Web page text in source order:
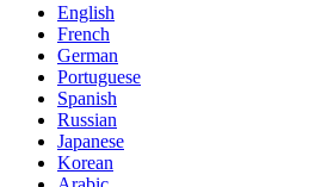
English
French
German
Portuguese
Spanish
Russian
Japanese
Korean